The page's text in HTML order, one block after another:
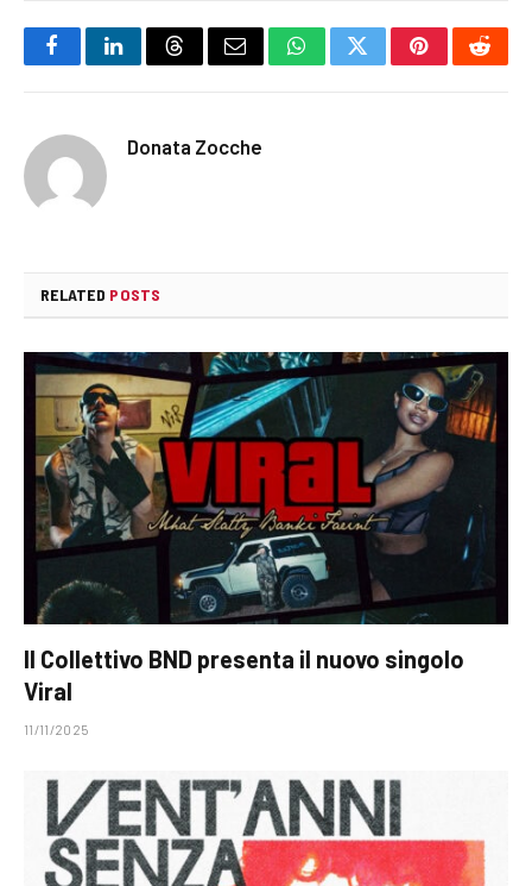
FacebookLinkedInThreadsEmail WhatsAppTwitterPinterest
Donata Zocche
RELATED POSTS
Il Collettivo BND presenta il nuovo singolo
Viral
11/11/2025